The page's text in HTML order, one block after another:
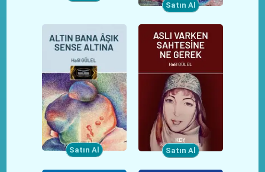
Satın Al
Satın Al Satın Al